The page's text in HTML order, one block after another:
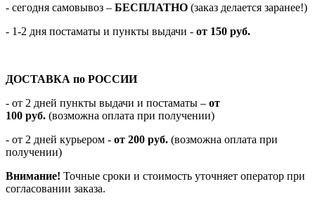
- сегодня самовывоз – БЕСПЛАТНО (заказ делается заранее!)
- 1-2 дня постаматы и пункты выдачи - от 150 руб.
ДОСТАВКА по РОССИИ
- от 2 дней пункты выдачи и постаматы – от
100 руб. (возможна оплата при получении)
- от 2 дней курьером - от 200 руб. (возможна оплата при
получении)
Внимание! Точные сроки и стоимость уточняет оператор при
согласовании заказа.